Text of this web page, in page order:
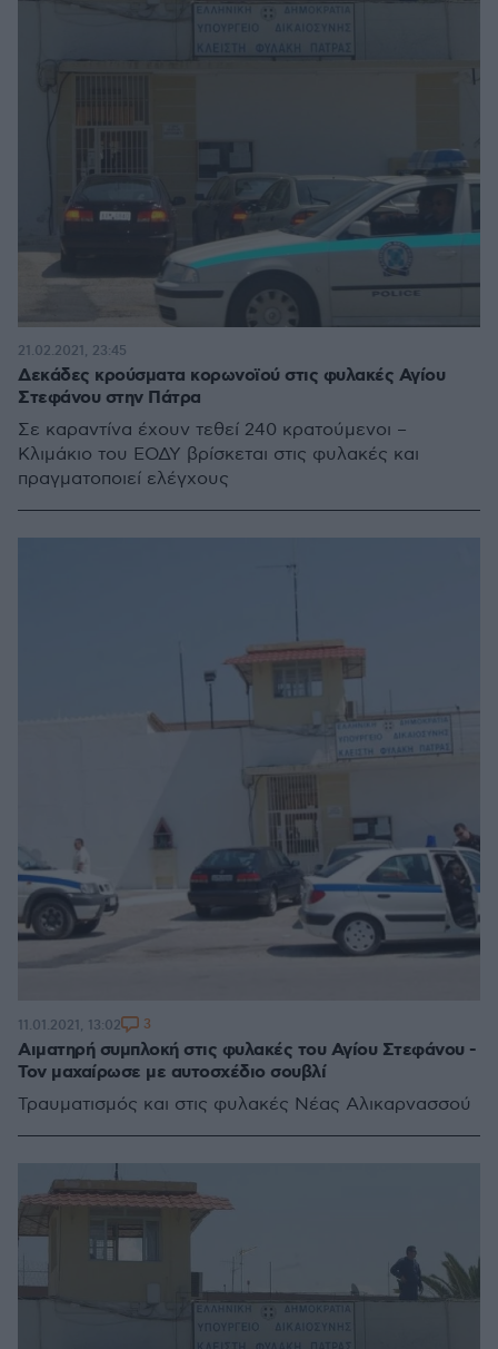
Δεκάδες κρούσματα κορωνοϊού στις φυλακές Αγίου
Στεφάνου στην Πάτρα
Σε καραντίνα έχουν τεθεί 240 κρατούμενοι –
Κλιμάκιο του ΕΟΔΥ βρίσκεται στις φυλακές και
πραγματοποιεί ελέγχους
21.02.2021, 23:45
Αιματηρή συμπλοκή στις φυλακές του Αγίου Στεφάνου -
Τον μαχαίρωσε με αυτοσχέδιο σουβλί
Τραυματισμός και στις φυλακές Νέας Αλικαρνασσού
11.01.2021, 13:02 3